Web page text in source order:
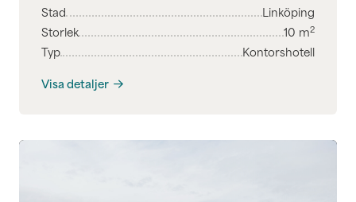
Stad
Linköping
Storlek
10 m2
Typ
Kontorshotell
Visa detaljer